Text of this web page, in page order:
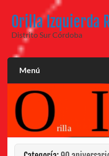
contenido
Orilla Izquierda
Distrito Sur Córdoba
Menú